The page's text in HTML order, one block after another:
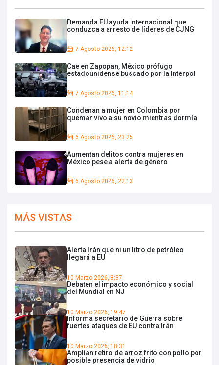
Demanda EU ayuda internacional que
conduzca a arresto de líderes de CJNG
7 Agosto 2026, 12:12
Cae en Zapopan, México prófugo
estadounidense buscado por la Interpol
7 Agosto 2026, 11:14
Condenan a mujer en Colombia por
quemar vivo a su novio mientras dormía
6 Agosto 2026, 23:25
Aumentan delitos contra mujeres en
México pese a alerta de género
6 Agosto 2026, 22:13
MÁS VISTAS
Alerta Irán que ni un litro de petróleo
llegará a EU
10 Marzo 2026, 8:37
Debaten el impacto económico y social
del Mundial en NJ
10 Marzo 2026, 19:47
Informa secretario de Guerra sobre
fuertes ataques de EU contra Irán
10 Marzo 2026, 18:31
Amplían retiro de arroz frito con pollo por
posible presencia de vidrio